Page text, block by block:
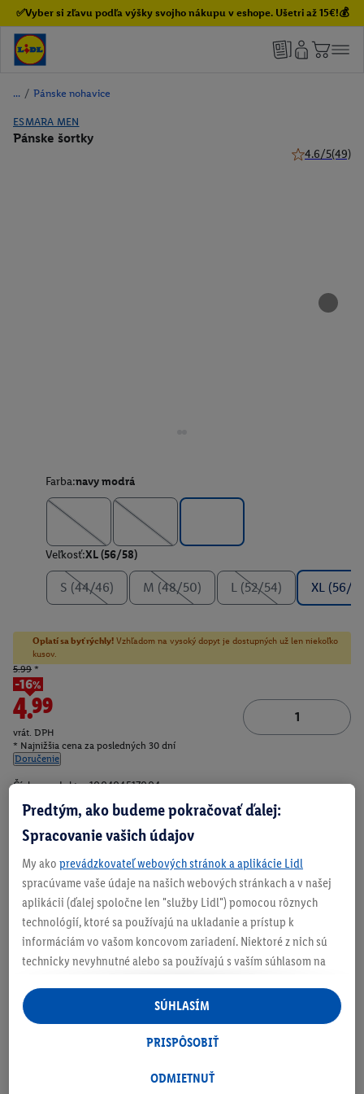
✅Vyber si zľavu podľa výšky svojho nákupu v eshope. Ušetri až 15€!💰
/ Pánske nohavice
ESMARA MEN
Pánske šortky
4.6/5(49)
Farba:navy modrá
Veľkosť:XL (56/58)
S (44/46) M (48/50) L (52/54) XL (56/
Oplatí sa byť rýchly! Vzhľadom na vysoký dopyt je dostupných už len niekoľko
kusov.
5.99 *
-16%
4.99
vrát. DPH
* Najnižšia cena za posledných 30 dní
Doručenie
Číslo produktu: 100404517004
Zistite svoju veľkosť
O produkte
Predtým, ako budeme pokračovať ďalej:
Spracovanie vašich údajov
My ako prevádzkovateľ webových stránok a aplikácie Lidl
spracúvame vaše údaje na našich webových stránkach a v našej
aplikácii (ďalej spoločne len "služby Lidl") pomocou rôznych
technológií, ktoré sa používajú na ukladanie a prístup k
informáciám vo vašom koncovom zariadení. Niektoré z nich sú
technicky nevyhnutné alebo sa používajú s vaším súhlasom na
personalizovanú reklamu v rámci služieb Lidl aj mimo nich. Ak
ste účastníkom programu Lidl Plus, na tieto účely sa spracúvajú
aj údaje z vášho nákupného správania v obchode.
následne si vytvoríte účet Lidl Plus alebo sa prihlásite do svojho
ODMIETNUŤ
PRISPÔSOBIŤ
SÚHLASÍM